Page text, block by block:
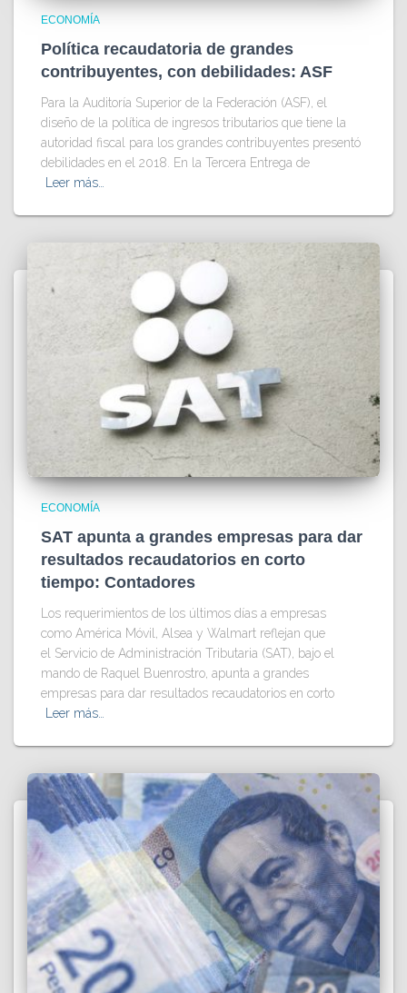
ECONOMÍA
Política recaudatoria de grandes
contribuyentes, con debilidades: ASF
Para la Auditoría Superior de la Federación (ASF), el
diseño de la política de ingresos tributarios que tiene la
autoridad fiscal para los grandes contribuyentes presentó
debilidades en el 2018. En la Tercera Entrega de
Leer más…
ECONOMÍA
SAT apunta a grandes empresas para dar
resultados recaudatorios en corto
tiempo: Contadores
Los requerimientos de los últimos días a empresas
como América Móvil, Alsea y Walmart reflejan que
el Servicio de Administración Tributaria (SAT), bajo el
mando de Raquel Buenrostro, apunta a grandes
empresas para dar resultados recaudatorios en corto
Leer más…